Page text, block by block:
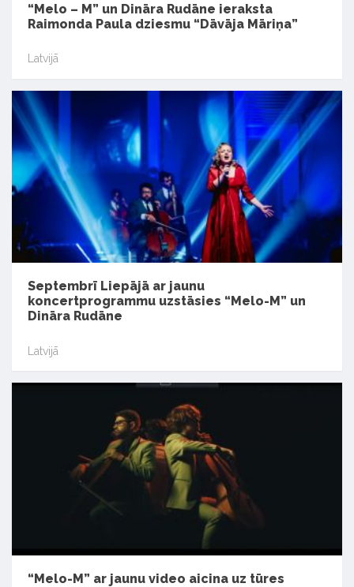
“Melo – M” un Dināra Rudāne ieraksta
Raimonda Paula dziesmu “Dāvāja Māriņa”
Latvijā
Septembrī Liepājā ar jaunu
koncertprogrammu uzstāsies “Melo-M” un
Dināra Rudāne
Latvijā
“Melo-M” ar jaunu video aicina uz tūres